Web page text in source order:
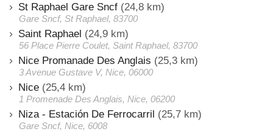
St Raphael Gare Sncf (24,8 km)
Gare Sncf, St Raphael, 83700
Saint Raphael (24,9 km)
56 Place Pierre Coulet, Saint Raphael, 83700
Nice Promanade Des Anglais (25,3 km)
3 Avenue Gustave V, Nice, 06000
Nice (25,4 km)
1 Promenade Des Anglais, Nice, 06200
Niza - Estación De Ferrocarril (25,7 km)
Gare Sncf, Nice, 6008